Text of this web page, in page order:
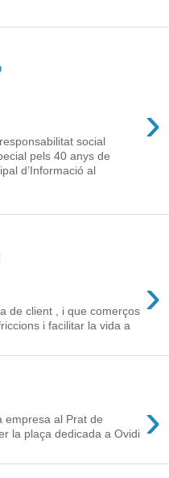
›
social
pels 40 anys de
d’Informació al
›
de client , i que comerços
i facilitar la vida a
›
empresa al Prat de
la plaça dedicada a Ovidi